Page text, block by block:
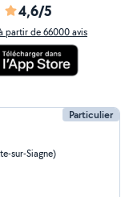
4,6/5
partir de 66000 avis
Particulier
sur-Siagne)